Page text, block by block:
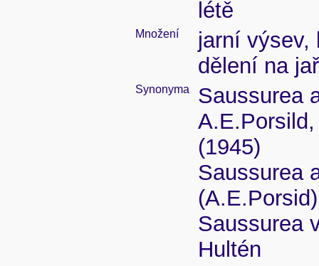
létě
Množení
jarní výsev,
dělení na
Synonyma
Saussurea
(1945)
Saussurea
Saussurea
Hultén